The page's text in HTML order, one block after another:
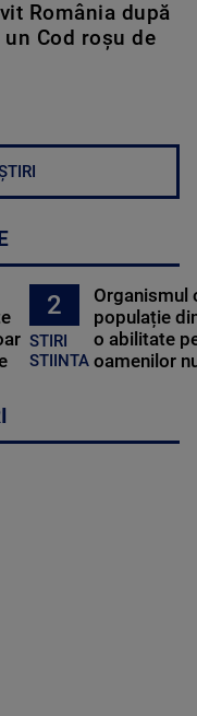
România după
Cod roşu de
2
STIRI
STIINTA
Organismul
populație
o abilitate
oamenilor